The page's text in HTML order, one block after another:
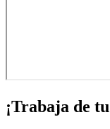
¡Trabaja de